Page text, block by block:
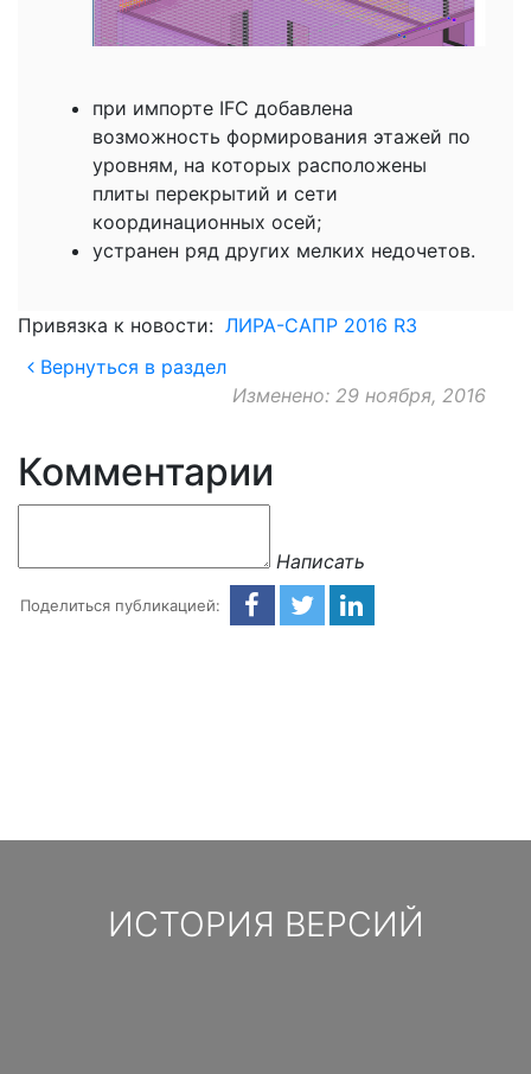
при импорте IFC добавлена
возможность формирования этажей по
уровням, на которых расположены
плиты перекрытий и сети
координационных осей;
устранен ряд других мелких недочетов.
Привязка к новости: ЛИРА-САПР 2016 R3
Вернуться в раздел
Изменено: 29 ноября, 2016
Комментарии
Написать
Поделиться публикацией:
ИСТОРИЯ ВЕРСИЙ